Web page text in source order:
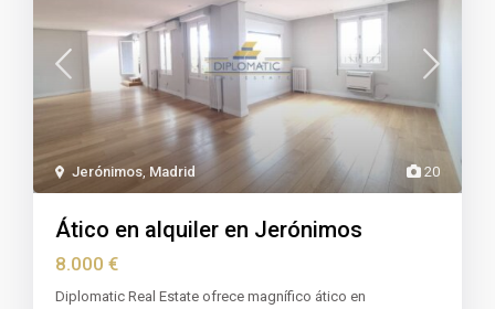
20
Jerónimos Madrid
Ático en alquiler en Jerónimos
8.000 €
Diplomatic Real Estate ofrece magnífico ático en